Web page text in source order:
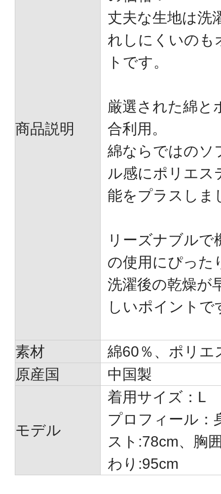
商品説明
丈夫な生地は洗
れしにくいのも
トです。
厳選された綿と
合利用。
綿ならではのソ
ル感にポリエス
能をプラスしま
リーズナブルで
の使用にぴった
洗濯後の乾燥が
しいポイントで
素材
綿60％、ポリエ
原産国
中国製
モデル
着用サイズ：L
プロフィール：
スト:78cm、胸
わり:95cm